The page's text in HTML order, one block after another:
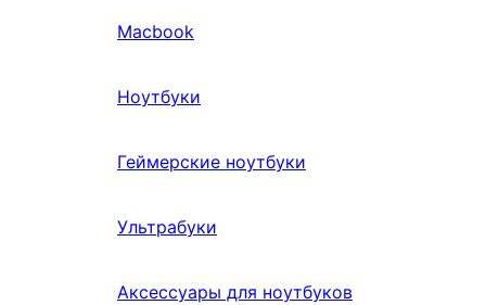
Macbook
Ноутбуки
Геймерские ноутбуки
Ультрабуки
Аксессуары для ноутбуков